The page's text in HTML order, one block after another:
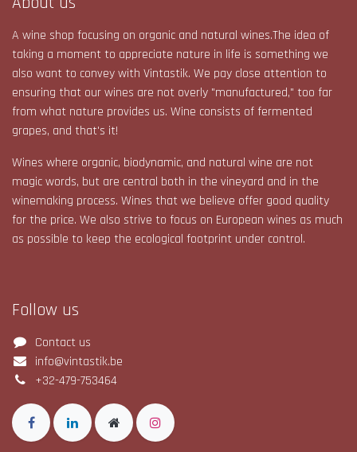
A wine shop focusing on organic and natural wines.The idea of
taking a moment to appreciate nature in life is something we
also want to convey with Vintastik. We pay close attention to
ensuring that our wines are not overly "manufactured," too far
from what nature provides us. Wine consists of fermented
grapes, and that's it!​
Wines where organic, biodynamic, and natural wine are not
magic words, but are central both in the vineyard and in the
winemaking process. Wines that we believe offer good quality
for the price. We also strive to focus on European wines as much
as possible to keep the ecological footprint under control.​
Follow us
Contact us
info@vintastik.be
+32-479-753464